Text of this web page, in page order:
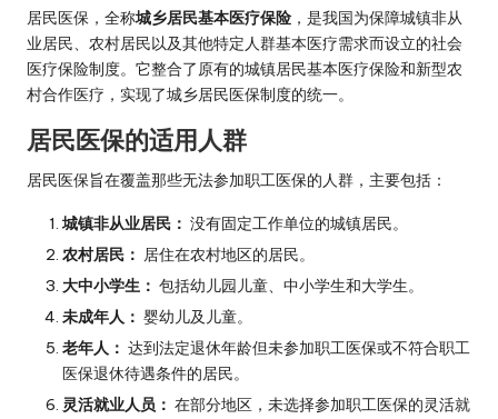
居民医保，全称城乡居民基本医疗保险 ，是我国为保障城镇非从
业居民、农村居民以及其他特定人群基本医疗需求而设立的社会
医疗保险制度。它整合了原有的城镇居民基本医疗保险和新型农
村合作医疗，实现了城乡居民医保制度的统一。
居民医保的适用人群
居民医保旨在覆盖那些无法参加职工医保的人群，主要包括：
城镇非从业居民： 没有固定工作单位的城镇居民。
农村居民： 居住在农村地区的居民。
大中小学生： 包括幼儿园儿童、中小学生和大学生。
未成年人： 婴幼儿及儿童。
老年人： 达到法定退休年龄但未参加职工医保或不符合职工
医保退休待遇条件的居民。
灵活就业人员： 在部分地区，未选择参加职工医保的灵活就